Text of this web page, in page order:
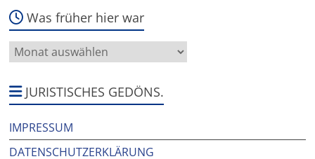
Was früher hier war
Was
früher
warJURISTISCHES GEDÖNS.
IMPRESSUM
DATENSCHUTZERKLÄRUNG